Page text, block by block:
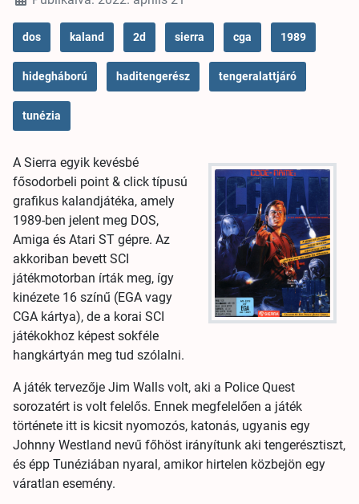
dos kaland 2d sierra cga 1989
hidegháború haditengerész tengeralattjáró
tunézia
A Sierra egyik kevésbé
fősodorbeli point & click típusú
grafikus kalandjátéka, amely
1989-ben jelent meg DOS,
Amiga és Atari ST gépre. Az
akkoriban bevett SCI
játékmotorban írták meg, így
kinézete 16 színű (EGA vagy
CGA kártya), de a korai SCI
játékokhoz képest sokféle
hangkártyán meg tud szólalni.
A játék tervezője Jim Walls volt, aki a Police Quest
sorozatért is volt felelős. Ennek megfelelően a játék
története itt is kicsit nyomozós, katonás, ugyanis egy
Johnny Westland nevű főhöst irányítunk aki tengerésztiszt,
és épp Tunéziában nyaral, amikor hirtelen közbejön egy
váratlan esemény.